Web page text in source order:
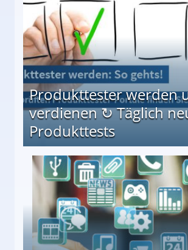
Produkttester werden
verdienen ↻ Täglich
Produkttests
↻ Täglich neue Produkttests